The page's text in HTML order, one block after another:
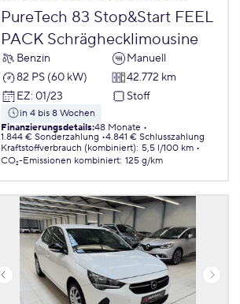
PureTech 83 Stop&Start FEEL
PACK Schräghecklimousine
Benzin
Manuell
82 PS (60 kW)
42.772 km
EZ: 01/23 Stoff
in 4 bis 8 Wochen
Finanzierungsdetails:48 Monate
1.844 € Sonderzahlung 4.841 € Schlusszahlung
Kraftstoffverbrauch (kombiniert): 5,5 l/100 km
CO₂-Emissionen kombiniert: 125 g/km